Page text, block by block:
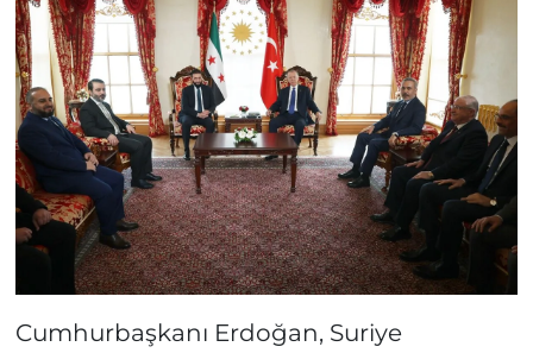
Cumhurbaşkanı Erdoğan, Suriye